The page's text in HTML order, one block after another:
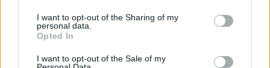
I want to opt-out of the Sharing of my
personal data.
Opted In
I want to opt-out of the Sale of my
Πριν το σιροπιάσουμε, σπάμε με ένα
κομμάτια πατώντας καλά όλη την